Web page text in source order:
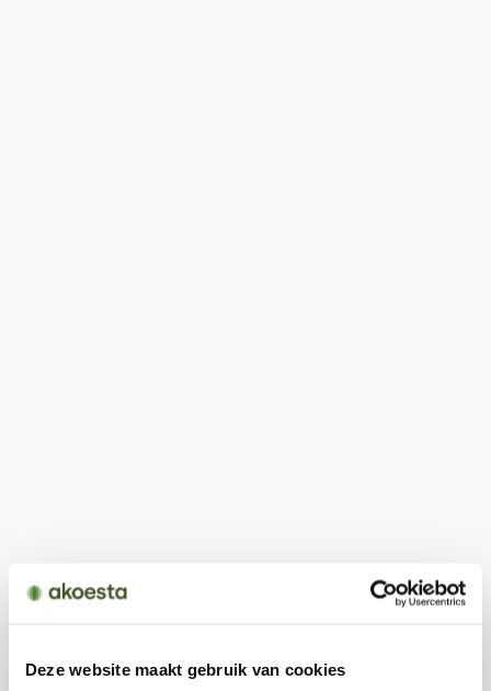
Deze website maakt gebruik van cookies